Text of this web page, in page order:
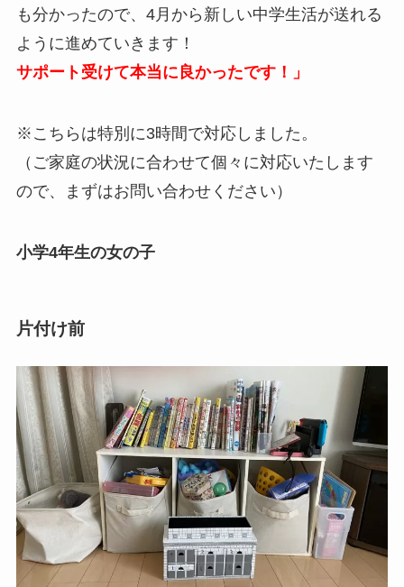
も分かったので、4月から新しい中学生活が送れる
ように進めていきます！
サポート受けて本当に良かったです！」
※こちらは特別に3時間で対応しました。
（ご家庭の状況に合わせて個々に対応いたします
ので、まずはお問い合わせください）
小学4年生の女の子
片付け前